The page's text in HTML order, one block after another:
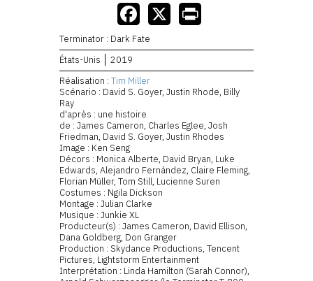
Terminator : Dark Fate
États-Unis
2019
Réalisation : Tim Miller
Scénario : David S. Goyer, Justin Rhode, Billy
Ray
d'après : une histoire
de : James Cameron, Charles Eglee, Josh
Friedman, David S. Goyer, Justin Rhodes
Image : Ken Seng
Décors : Monica Alberte, David Bryan, Luke
Edwards, Alejandro Fernández, Claire Fleming,
Florian Müller, Tom Still, Lucienne Suren
Costumes : Ngila Dickson
Montage : Julian Clarke
Musique : Junkie XL
Producteur(s) : James Cameron, David Ellison,
Dana Goldberg, Don Granger
Production : Skydance Productions, Tencent
Pictures, Lightstorm Entertainment
Interprétation : Linda Hamilton (Sarah Connor),